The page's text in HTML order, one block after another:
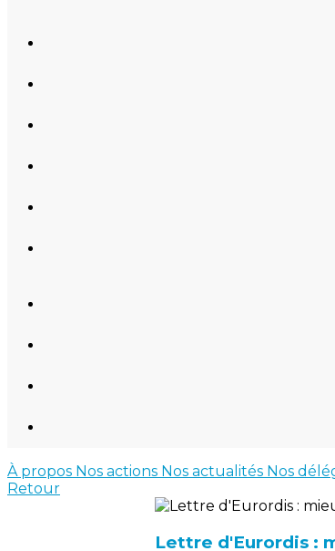
À propos Nos actions Nos actualités Nos
Retour
Lettre d'Eurordis :